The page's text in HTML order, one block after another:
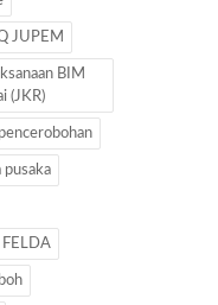
JUPEM
BIM
(JKR)
pencerobohan
pusaka
FELDA